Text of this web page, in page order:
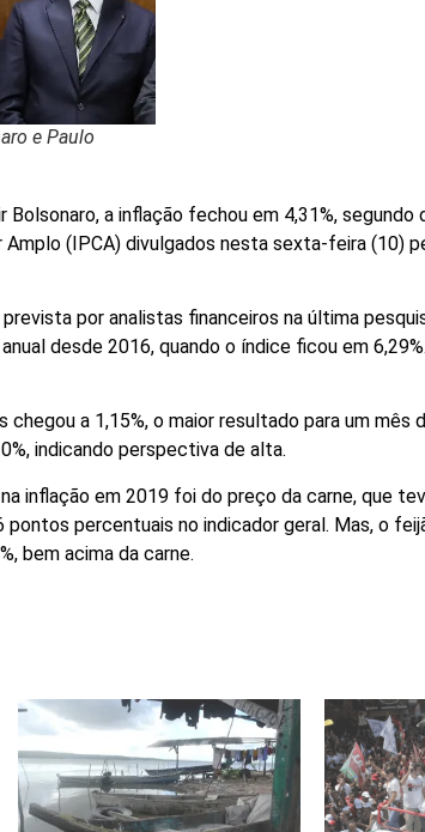
e Paulo
Bolsonaro, a inflação fechou em 4,31%, segundo
Amplo (IPCA) divulgados nesta sexta-feira (10)
por analistas financeiros na última
desde 2016, quando o índice ficou em
chegou a 1,15%, o maior resultado para um mês
indicando perspectiva de alta.
inflação em 2019 foi do preço da carne, que
percentuais no indicador geral. Mas, o
bem acima da carne.